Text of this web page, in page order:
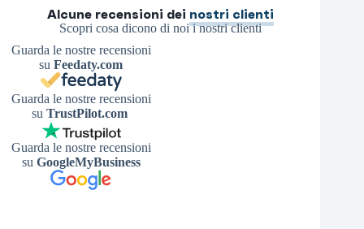
Alcune recensioni dei nostri clienti
Scopri cosa dicono di noi i nostri clienti
Guarda le nostre recensioni
suFeedaty.com
Guarda le nostre recensioni
su TrustPilot.com
Guarda le nostre recensioni
su GoogleMyBusiness